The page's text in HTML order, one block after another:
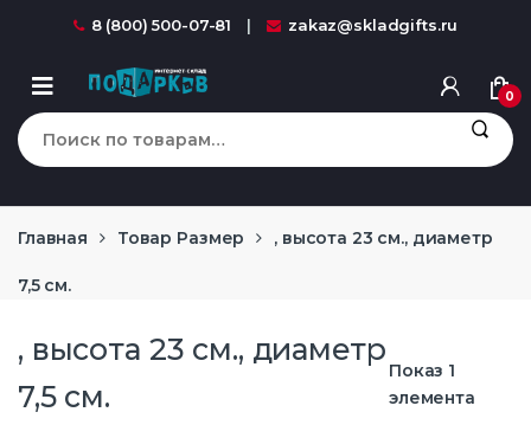
8 (800) 500-07-81 zakaz@skladgifts.ru
0
Искать:
Главная Товар Размер , высота 23 см., диаметр
7,5 см.
, высота 23 см., диаметр
7,5 см.
Показ 1
элемента